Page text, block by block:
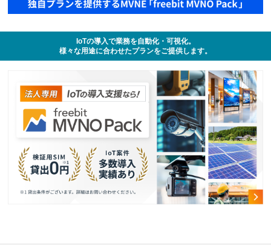
IoTの導入で業務を自動化・可視化。
様々な用途に合わせたプランをご提供します。